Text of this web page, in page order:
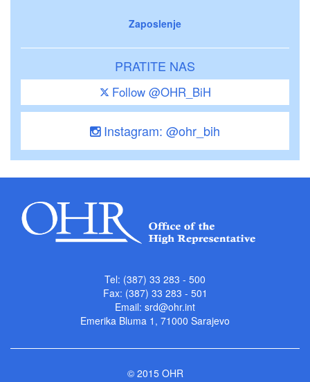
Zaposlenje
PRATITE NAS
Follow @OHR_BiH
Instagram: @ohr_bih
Tel: (387) 33 283 - 500
Fax: (387) 33 283 - 501
Email: srd@ohr.int
Emerika Bluma 1, 71000 Sarajevo
© 2015 OHR